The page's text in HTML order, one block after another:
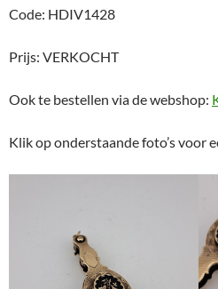
Code: HDIV1428
Prijs: VERKOCHT
Ook te bestellen via de webshop:
Klik op onderstaande foto’s voor